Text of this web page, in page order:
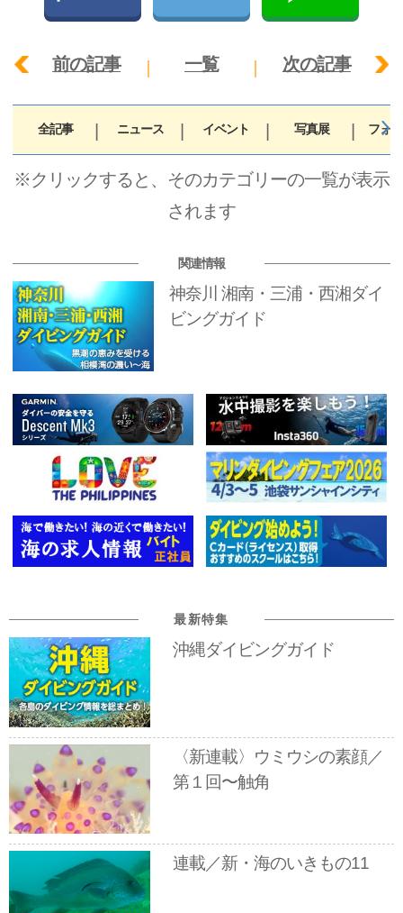
前の記事 一覧 次の記事
全記事 ニュース イベント 写真展 フォ
※クリックすると、そのカテゴリーの一覧が表示
されます
関連情報
神奈川 湘南・三浦・西湘ダイ
ビングガイド
最新特集
沖縄ダイビングガイド
〈新連載〉ウミウシの素顔／
第１回〜触角
連載／新・海のいきもの11